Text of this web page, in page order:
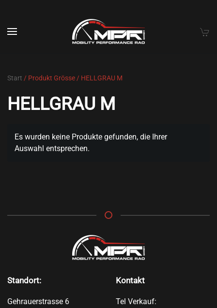
Skip to main content
Start / Produkt Grösse / HELLGRAU M
HELLGRAU M
Es wurden keine Produkte gefunden, die Ihrer
Auswahl entsprechen.
Standort:
Gehrauerstrasse 6
Kontakt
Tel Verkauf: